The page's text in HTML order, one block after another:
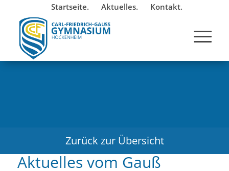
Startseite. Aktuelles. Kontakt.
Zurück zur Übersicht
Aktuelles vom Gauß